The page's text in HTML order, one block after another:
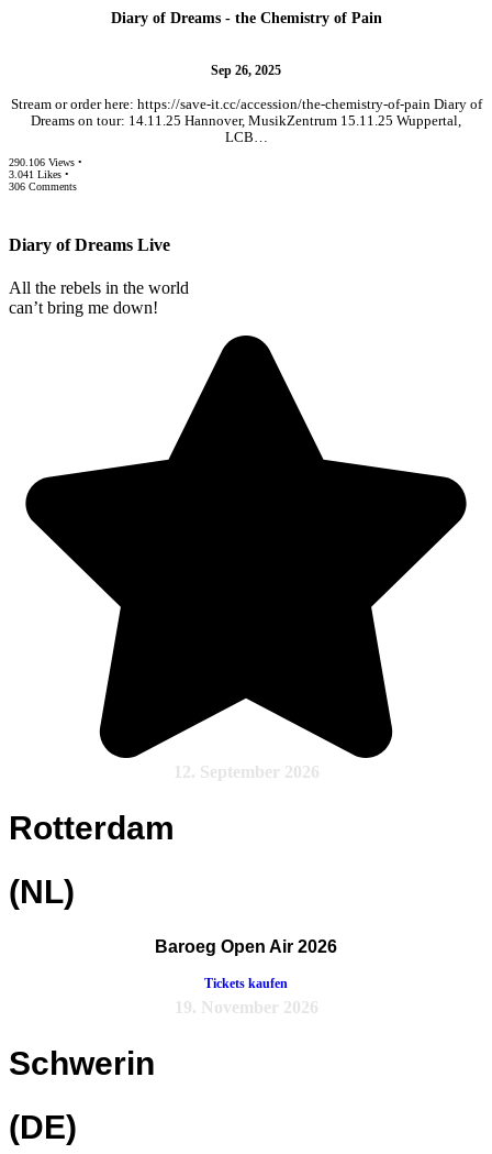
Diary of Dreams - the Chemistry of Pain
Sep 26, 2025
Stream or order here: https://save-it.cc/accession/the-chemistry-of-pain Diary of
Dreams on tour: 14.11.25 Hannover, MusikZentrum 15.11.25 Wuppertal,
LCB…
290.106 Views •
3.041 Likes •
306 Comments
Diary of Dreams Live
All the rebels in the world
can’t bring me down!
12. September 2026
Rotterdam
(NL)
Baroeg Open Air 2026
Tickets kaufen
19. November 2026
Schwerin
(DE)